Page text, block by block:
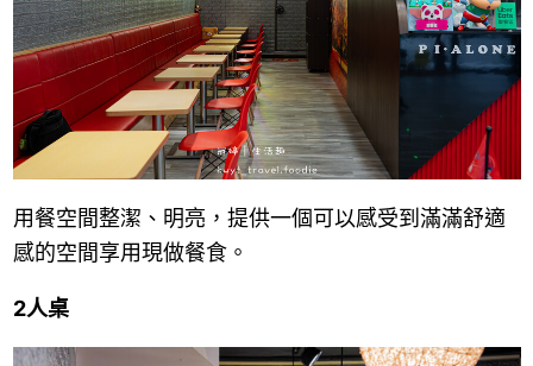
用餐空間整潔、明亮，提供一個可以感受到滿滿舒適
感的空間享用現做餐食。
2人桌